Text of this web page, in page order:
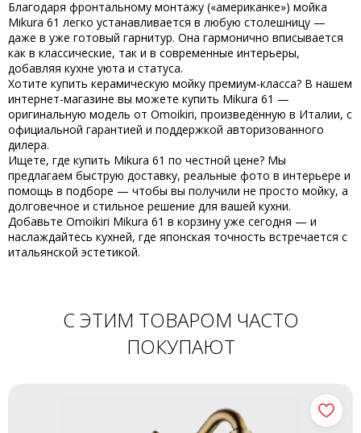
Благодаря фронтальному монтажу («американке») мойка
Mikura 61 легко устанавливается в любую столешницу —
даже в уже готовый гарнитур. Она гармонично вписывается
как в классические, так и в современные интерьеры,
добавляя кухне уюта и статуса.
Хотите купить керамическую мойку премиум-класса? В нашем
интернет-магазине вы можете купить Mikura 61 —
оригинальную модель от Omoikiri, произведённую в Италии, с
официальной гарантией и поддержкой авторизованного
дилера.
Ищете, где купить Mikura 61 по честной цене? Мы
предлагаем быструю доставку, реальные фото в интерьере и
помощь в подборе — чтобы вы получили не просто мойку, а
долговечное и стильное решение для вашей кухни.
Добавьте Omoikiri Mikura 61 в корзину уже сегодня — и
наслаждайтесь кухней, где японская точность встречается с
итальянской эстетикой.
С ЭТИМ ТОВАРОМ ЧАСТО
ПОКУПАЮТ